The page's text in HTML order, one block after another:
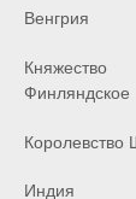
Венгрия
Княжество
Финляндское
Королевство
Индия